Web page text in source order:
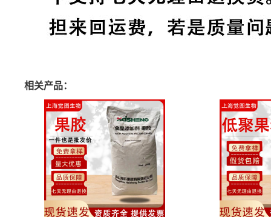
相关产品：